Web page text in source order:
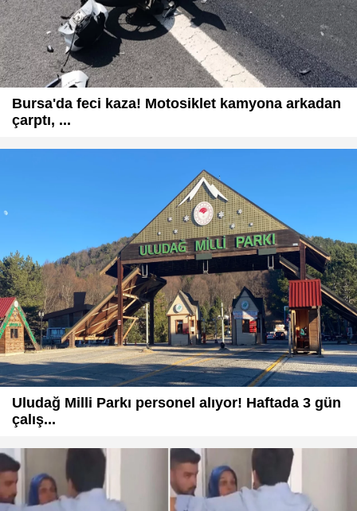
Bursa'da feci kaza! Motosiklet kamyona arkadan
çarptı, ...
Uludağ Milli Parkı personel alıyor! Haftada 3 gün
çalış...